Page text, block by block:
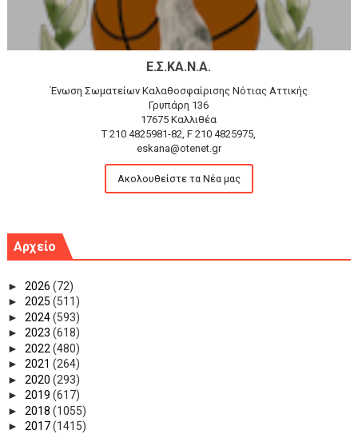
Ε.Σ.ΚΑ.Ν.Α.
Ένωση Σωματείων Καλαθοσφαίρισης Νότιας Αττικής
Γρυπάρη 136
17675 Καλλιθέα
T 210 4825981-82, F 210 4825975,
eskana@otenet.gr
Ακολουθείστε τα Νέα μας
Αρχείο
► 2026 (72)
► 2025 (511)
► 2024(593)
► 2023 (618)
► 2022 (480)
► 2021 (264)
► 2020 (293)
► 2019 (617)
► 2018 (1055)
► 2017(1415)